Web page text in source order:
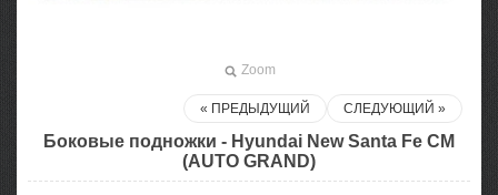
Zoom
СЛЕДУЮЩИЙ »
« ПРЕДЫДУЩИЙ
Боковые подножки - Hyundai New Santa Fe CM
(AUTO GRAND)